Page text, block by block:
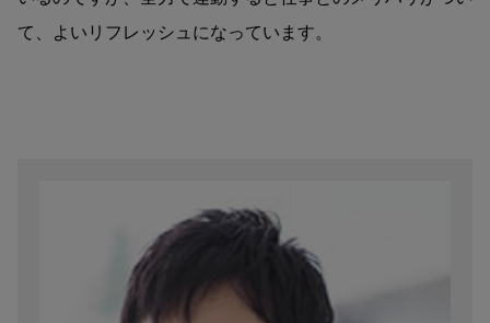
て、よいリフレッシュになっています。